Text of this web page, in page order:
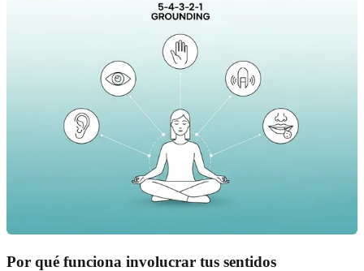
Por qué funciona involucrar tus sentidos